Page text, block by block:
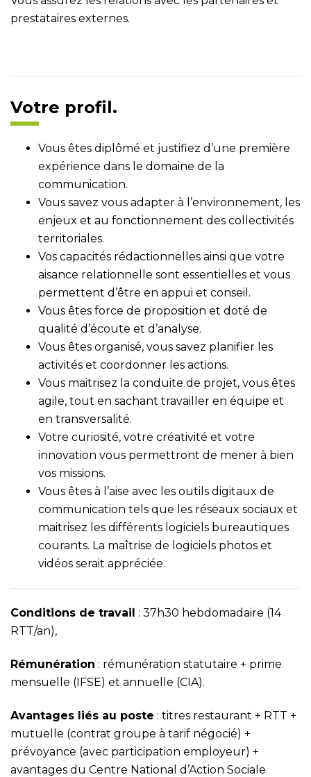
prestataires externes.
Votre profil.
Vous êtes diplômé et justifiez d’une première
expérience dans le domaine de la
communication.
Vous savez vous adapter à l’environnement, les
enjeux et au fonctionnement des collectivités
territoriales.
Vos capacités rédactionnelles ainsi que votre
aisance relationnelle sont essentielles et vous
permettent d’être en appui et conseil.
Vous êtes force de proposition et doté de
qualité d’écoute et d’analyse.
Vous êtes organisé, vous savez planifier les
activités et coordonner les actions.
Vous maitrisez la conduite de projet, vous êtes
agile, tout en sachant travailler en équipe et
en transversalité.
Votre curiosité, votre créativité et votre
innovation vous permettront de mener à bien
vos missions.
Vous êtes à l’aise avec les outils digitaux de
communication tels que les réseaux sociaux et
maitrisez les différents logiciels bureautiques
courants. La maîtrise de logiciels photos et
vidéos serait appréciée.
Conditions de travail : 37h30 hebdomadaire (14
RTT/an),
Rémunération : rémunération statutaire + prime
mensuelle (IFSE) et annuelle (CIA).
Avantages liés au poste : titres restaurant + RTT +
mutuelle (contrat groupe à tarif négocié) +
prévoyance (avec participation employeur) +
avantages du Centre National d’Action Sociale